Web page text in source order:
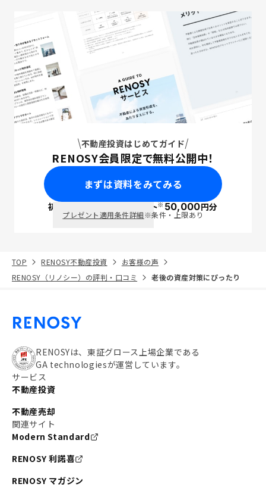
不動産投資はじめてガイド
RENOSY会員限定で無料公開中！
まずは資料をみてみる
初回面談で ポイント※50,000円分
プレゼント適用条件詳細※条件・上限あり
TOP RENOSY不動産投資
お客様の声
RENOSY（リノシー）の評判・口コミ
老後の資産対策にぴったり
RENOSYは、東証グロース上場企業である
GA technologiesが運営しています。
サービス
不動産投資
不動産売却
関連サイト
Modern Standard
RENOSY 利諾喜
RENOSY マガジン